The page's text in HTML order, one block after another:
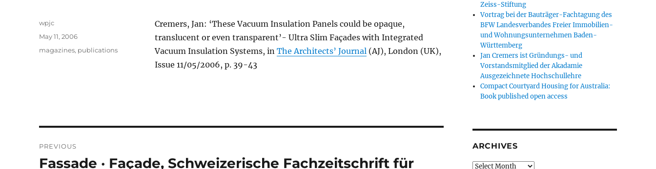
Cremers, Jan: ‘These Vacuum Insulation Panels could be opaque,
translucent or even transparent’- Ultra Slim Façades with Integrated
Vacuum Insulation Systems, in The Architects’ Journal(AJ), London (UK),
Issue 11/05/2006, p. 39-43
Author
wpjc
Posted
May 11, 2006
Categories
magazines, publications
navigation
PREVIOUS
Previous
Fassade · Façade, Schweizerische Fachzeitschrift für
Zeiss-Stiftung
Vortrag bei der Bauträger-Fachtagung des
BFW Landesverbandes Freier Immobilien-
und Wohnungsunternehmen Baden-
Württemberg
Jan Cremers ist Gründungs- und
Vorstandsmitglied der Akadamie
Ausgezeichnete Hochschullehre
Compact Courtyard Housing for Australia:
Book published open access
ARCHIVES
Archives